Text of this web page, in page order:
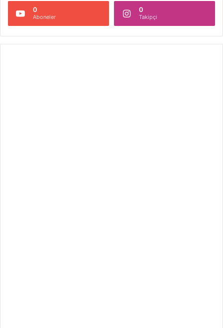
0
Aboneler
0
Takipçi